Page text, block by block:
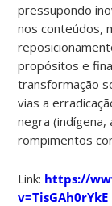
pressupondo
nos conteúdos,
propósitos e
transformação
vias a
negra (indígena,
rompimentos
Link: https://
v=TisGAh0rYkE